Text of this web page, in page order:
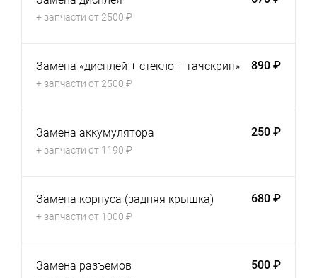
+ запчасти от 2500 ₽
Замена «дисплей + стекло + тачскрин»
+ запчасти от 2500 ₽
890 ₽
Замена аккумулятора
+ запчасти от 1190 ₽
250 ₽
Замена корпуса (задняя крышка)
+ запчасти от 1000 ₽
680 ₽
Замена разъемов 500 ₽